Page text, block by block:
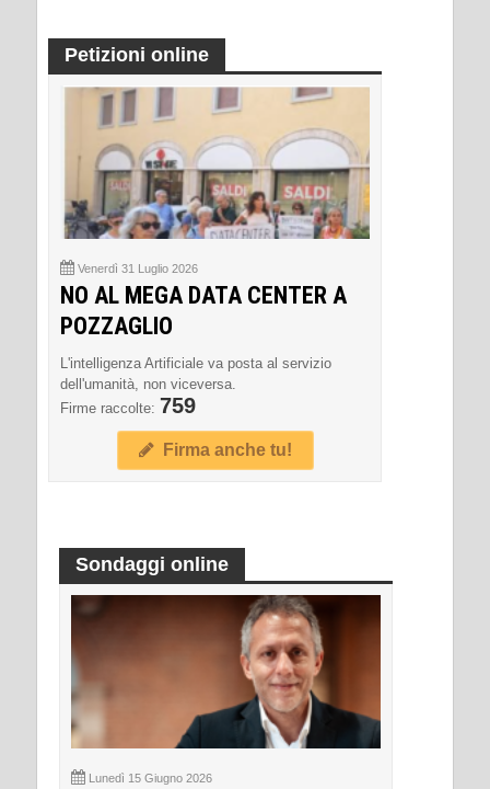
Petizioni online
Venerdì 31 Luglio 2026
NO AL MEGA DATA CENTER A
POZZAGLIO
L'intelligenza Artificiale va posta al servizio
dell'umanità, non viceversa.
Firme raccolte: 759
Firma anche tu!
Sondaggi online
Lunedì 15 Giugno 2026